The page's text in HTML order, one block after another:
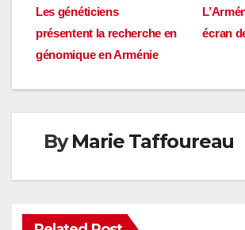
Navigation
de
l’article
écran
Les généticiens
présentent la recherche en
génomique en Arménie
ByMarie Taffoureau